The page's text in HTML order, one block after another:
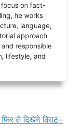
on fact-
he works
language,
approach
responsible
lifestyle, and
से दिखेंगे विराट–